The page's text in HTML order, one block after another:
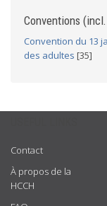
Conventions
Convention du 13
des adultes [35]
Contact
À propos de la
HCCH